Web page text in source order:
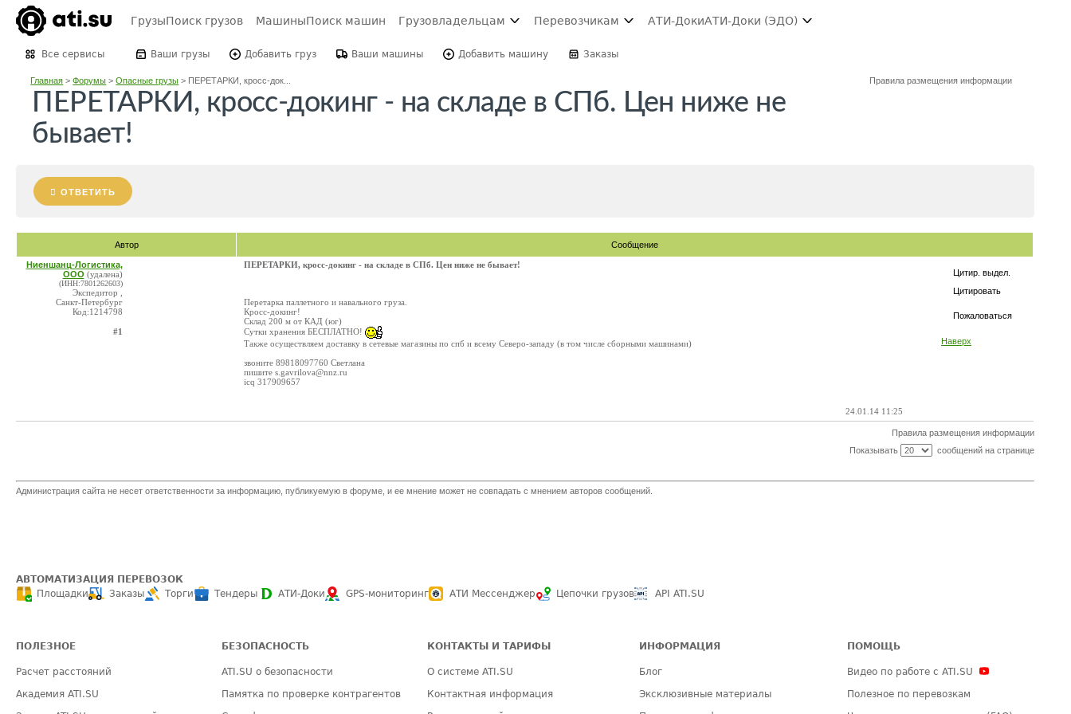
ГрузыПоиск грузов МашиныПоиск машин Грузовладельцам Перевозчикам АТИ-ДокиАТИ-Доки (ЭДО)
Все сервисы Ваши грузы Добавить груз Ваши машины Добавить машину Заказы
Главная >Форумы >Опасные грузы > ПЕРЕТАРКИ, кросс-док... Правила размещения информации
ПЕРЕТАРКИ, кросс-докинг - на складе в СПб. Цен ниже не
бывает!
ОТВЕТИТЬ
Автор Сообщение
Цитир. выдел.
Цитировать
Пожаловаться
Наверх
Ниеншанц-Логистика,
ООО (удалена)
(ИНН:7801262603)
Экспедитор ,
Санкт-Петербург
Код:1214798
#1
ПЕРЕТАРКИ, кросс-докинг - на складе в СПб. Цен ниже не бывает!
Перетарка паллетного и навального груза.
Кросс-докинг!
Склад 200 м от КАД (юг)
Сутки хранения БЕСПЛАТНО!
Также осуществляем доставку в сетевые магазины по спб и всему Северо-западу (в том числе сборными машинами)
звоните 89818097760 Светлана
пишите s.gavrilova@nnz.ru
icq 317909657
24.01.14 11:25
Правила размещения информации
Показывать
сообщений на странице
Администрация сайта не несет ответственности за информацию, публикуемую в форуме, и ее мнение может не совпадать с мнением авторов сообщений.
АВТОМАТИЗАЦИЯ ПЕРЕВОЗОК
Площадки
Заказы Торги Тендеры АТИ-Доки GPS-мониторинг АТИ Мессенджер Цепочки грузов API ATI.SU
ПОЛЕЗНОЕ
Расчет расстояний
Академия ATI.SU
БЕЗОПАСНОСТЬ
ATI.SU о безопасности
Памятка по проверке контрагентов
КОНТАКТЫ И ТАРИФЫ
О системе ATI.SU
Контактная информация
ИНФОРМАЦИЯ
Блог
Эксклюзивные материалы
ПОМОЩЬ
Видео по работе с ATI.SU
Полезное по перевозкам